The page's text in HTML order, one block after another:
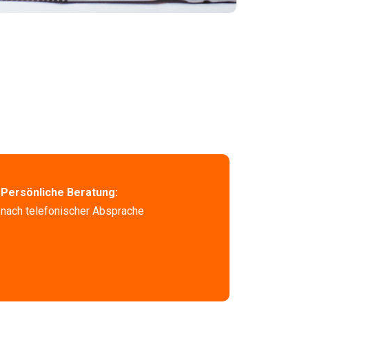
Persönliche Beratung:
nach telefonischer Absprache